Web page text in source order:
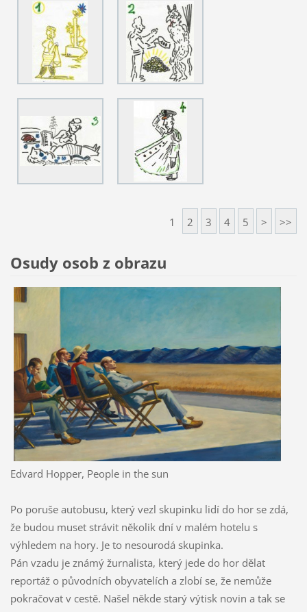
1 2 3 4 5 > >>
Osudy osob z obrazu
Edvard Hopper, People in the sun
Po poruše autobusu, který vezl skupinku lidí do hor se zdá,
že budou muset strávit několik dní v malém hotelu s
výhledem na hory. Je to nesourodá skupinka.
Pán vzadu je známý žurnalista, který jede do hor dělat
reportáž o původních obyvatelích a zlobí se, že nemůže
pokračovat v cestě. Našel někde starý výtisk novin a tak se